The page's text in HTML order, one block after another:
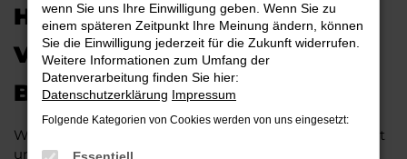
HERAUSRAGENDE QUALITÄT:
VW T-ROC NEUWAGEN FÜR
BIELEFELD
Wer in puncto Qualität keinerlei Kompromisse eingeht
und bei Fahrten durch Bielefeld auf dem neuesten
wenn Sie uns Ihre Einwilligung geben. Wenn Sie zu
einem späteren Zeitpunkt Ihre Meinung ändern, können
Sie die Einwilligung jederzeit für die Zukunft widerrufen.
Weitere Informationen zum Umfang der
Datenverarbeitung finden Sie hier:
Datenschutzerklärung Impressum
Folgende Kategorien von Cookies werden von uns eingesetzt: